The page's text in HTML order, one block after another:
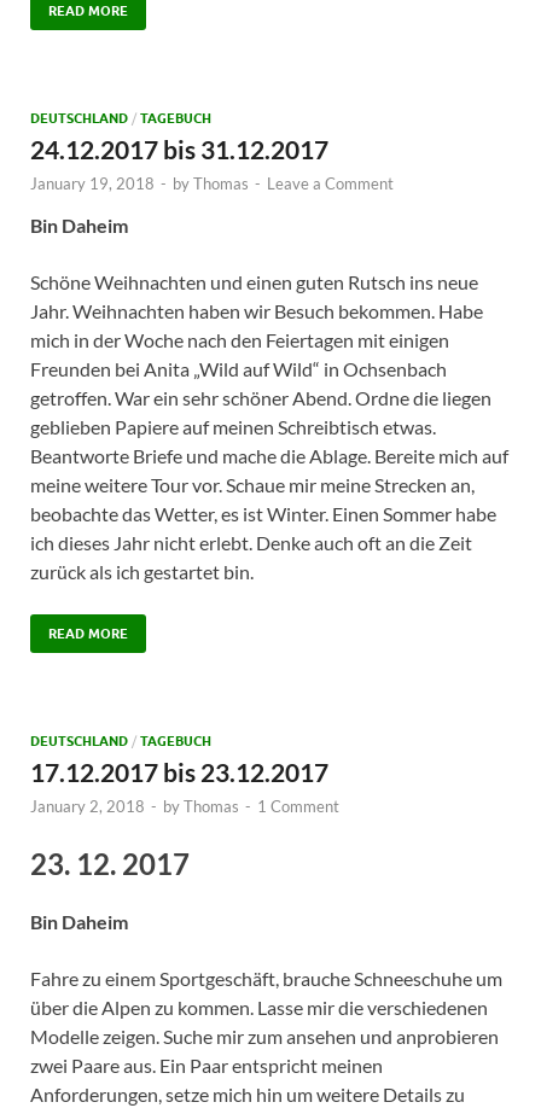
READ MORE
DEUTSCHLAND / TAGEBUCH
24.12.2017 bis 31.12.2017
January 19, 2018 - byThomas - Leave a Comment
Bin Daheim
Schöne Weihnachten und einen guten Rutsch ins neue
Jahr. Weihnachten haben wir Besuch bekommen. Habe
mich in der Woche nach den Feiertagen mit einigen
Freunden bei Anita „Wild auf Wild“ in Ochsenbach
getroffen. War ein sehr schöner Abend. Ordne die liegen
geblieben Papiere auf meinen Schreibtisch etwas.
Beantworte Briefe und mache die Ablage. Bereite mich auf
meine weitere Tour vor. Schaue mir meine Strecken an,
beobachte das Wetter, es ist Winter. Einen Sommer habe
ich dieses Jahr nicht erlebt. Denke auch oft an die Zeit
zurück als ich gestartet bin.
READ MORE
DEUTSCHLAND / TAGEBUCH
17.12.2017 bis 23.12.2017
January 2, 2018 - byThomas - 1 Comment
23. 12. 2017
Bin Daheim
Fahre zu einem Sportgeschäft, brauche Schneeschuhe um
über die Alpen zu kommen. Lasse mir die verschiedenen
Modelle zeigen. Suche mir zum ansehen und anprobieren
zwei Paare aus. Ein Paar entspricht meinen
Anforderungen, setze mich hin um weitere Details zu